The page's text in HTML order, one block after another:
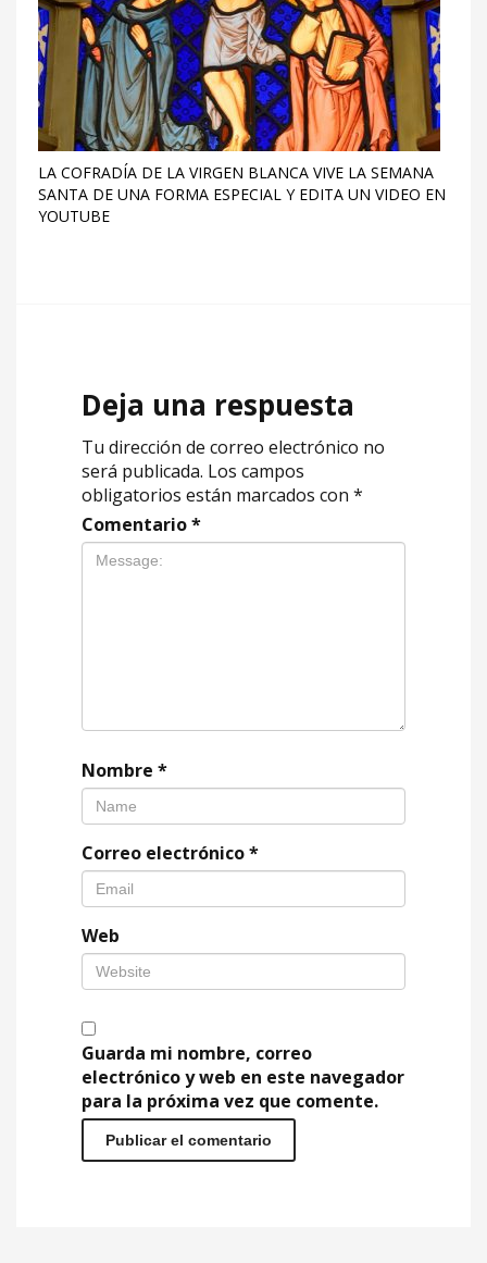
LA COFRADÍA DE LA VIRGEN BLANCA VIVE LA SEMANA
SANTA DE UNA FORMA ESPECIAL Y EDITA UN VIDEO EN
YOUTUBE
Deja una respuesta
Tu dirección de correo electrónico no
será publicada. Los campos
obligatorios están marcados con *
Comentario*
Nombre *
Correo electrónico*
Web
Guarda mi nombre, correo
electrónico y web en este navegador
para la próxima vez que comente.